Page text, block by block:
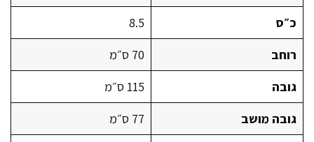
כ״ס
8.5
רוחב
70 ס״מ
גובה
115 ס״מ
גובה מושב
77 ס״מ